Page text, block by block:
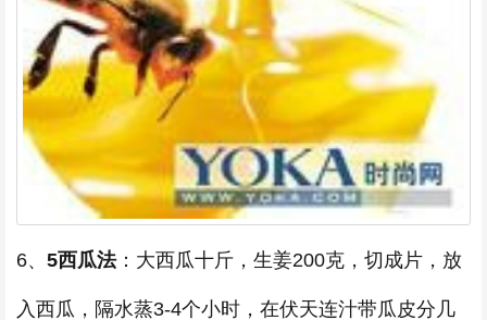
6、 5西瓜法：大西瓜十斤，生姜200克，切成片，放
入西瓜，隔水蒸3-4个小时，在伏天连汁带瓜皮分几